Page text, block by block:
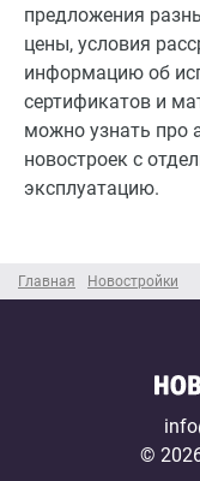
Главная Новостройки
предложения
цены, условия
информацию об
сертификатов и
можно узнать про
новостроек с
эксплуатацию.
©